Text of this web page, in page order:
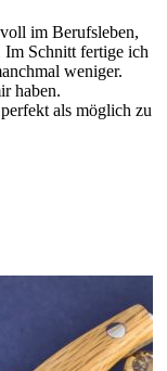
im Berufsleben,
Im Schnitt fertige ich
weniger.
haben.
als möglich zu